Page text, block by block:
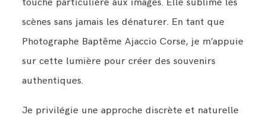
scènes sans jamais les dénaturer. En tant que
Photographe Baptême Ajaccio Corse, je m’appuie
sur cette lumière pour créer des souvenirs
authentiques.
Je privilégie une approche discrète et naturelle